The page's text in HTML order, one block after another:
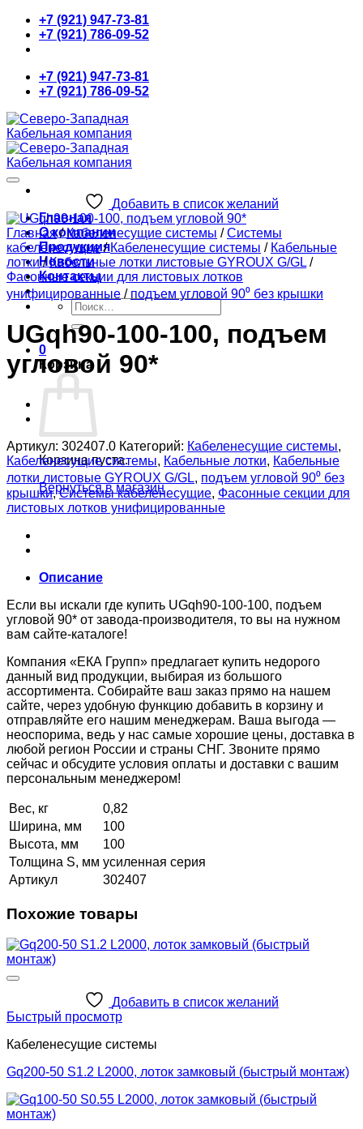
Skip
content
+7 (921) 947-73-81
+7 (921) 786-09-52
+7 (921) 947-73-81
+7 (921) 786-09-52
Главная
О компании
Продукция
Новости
Контакты
Искать:
0
Корзина
Корзина пуста.
Вернуться в магазин
Добавить в список желаний
Главная / Кабеленесущие системы / Системы
кабеленесущие / Кабеленесущие системы / Кабельные
лотки / Кабельные лотки листовые GYROUX G/GL /
Фасонные секции для листовых лотков
унифицированные / подъем угловой 90⁰ без крышки
UGqh90-100-100, подъем
угловой 90*
Артикул: 302407.0 Категорий: Кабеленесущие системы,
Кабеленесущие системы, Кабельные лотки, Кабельные
лотки листовые GYROUX G/GL, подъем угловой 90⁰ без
крышки,Системы кабеленесущие, Фасонные секции для
листовых лотков унифицированные
Описание
Если вы искали где купить UGqh90-100-100, подъем
угловой 90* от завода-производителя, то вы на нужном
вам сайте-каталоге!
Компания «ЕКА Групп» предлагает купить недорого
данный вид продукции, выбирая из большого
ассортимента. Собирайте ваш заказ прямо на нашем
сайте, через удобную функцию добавить в корзину и
отправляйте его нашим менеджерам. Ваша выгода —
неоспорима, ведь у нас самые хорошие цены, доставка в
любой регион России и страны СНГ. Звоните прямо
сейчас и обсудите условия оплаты и доставки с вашим
персональным менеджером!
Вес, кг
0,82
Ширина, мм
100
Высота, мм
100
Толщина S, мм усиленная серия
Артикул
302407
Похожие товары
Добавить в список желаний
Быстрый просмотр
Кабеленесущие системы
Gq200-50 S1.2 L2000, лоток замковый (быстрый монтаж)